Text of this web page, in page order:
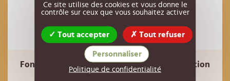
Fond de ruche Dadant 10 cadres en bois aération
partielle
Ce site utilise des cookies et vous donne le
contrôle sur ceux que vous souhaitez activer
Tout accepter Tout refuser
Personnaliser
Politique de confidentialité